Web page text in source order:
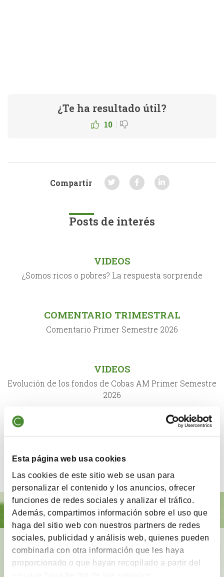
Esta página web usa cookies
Las cookies de este sitio web se usan para
personalizar el contenido y los anuncios, ofrecer
funciones de redes sociales y analizar el tráfico.
Además, compartimos información sobre el uso que
haga del sitio web con nuestros partners de redes
sociales, publicidad y análisis web, quienes pueden
combinarla con otra información que les haya
proporcionado o que hayan recopilado a partir del
¿Te ha resultado útil?
10 |
Compartir
Posts de interés
VIDEOS
¿Somos ricos o pobres? La respuesta sorprende
COMENTARIO TRIMESTRAL
Comentario Primer Semestre 2026
VIDEOS
Evolución de los fondos de Cobas AM Primer Semestre
2026
PODCAST
2026
BrainVestor: Psicología financiera
App gratuitaque tiene como finalidad acompañar